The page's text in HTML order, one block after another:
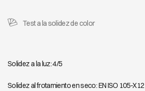
Test a la solidez de color
Solidez a la luz: 4/5
Solidez al frotamiento en seco: EN ISO 105-X12